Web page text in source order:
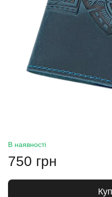
В наявності
750 грн